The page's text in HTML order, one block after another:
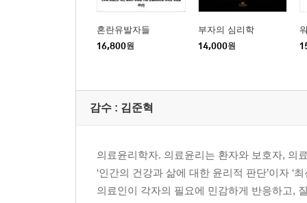
혼란유발자들
16,800원
부자의 심리학
14,000원
감수 : 김준혁
의료윤리학자. 의료윤리는 환자와 보호자, 의
‘인간의 건강과 삶에 대한 윤리적 판단’이자 ‘
의료인이 각자의 필요에 민감하게 반응하고,